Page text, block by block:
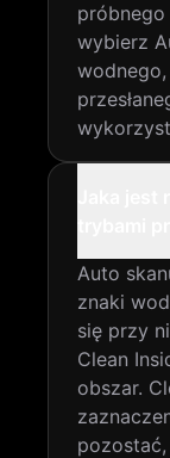
wybierz
wodnego,
Auto
znaki
się przy
Clean
obszar.